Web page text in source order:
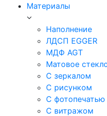
Материалы
Наполнение
ЛДСП EGGER
МДФ AGT
Матовое
С зеркалом
С рисунком
С фотопечатью
С витражом